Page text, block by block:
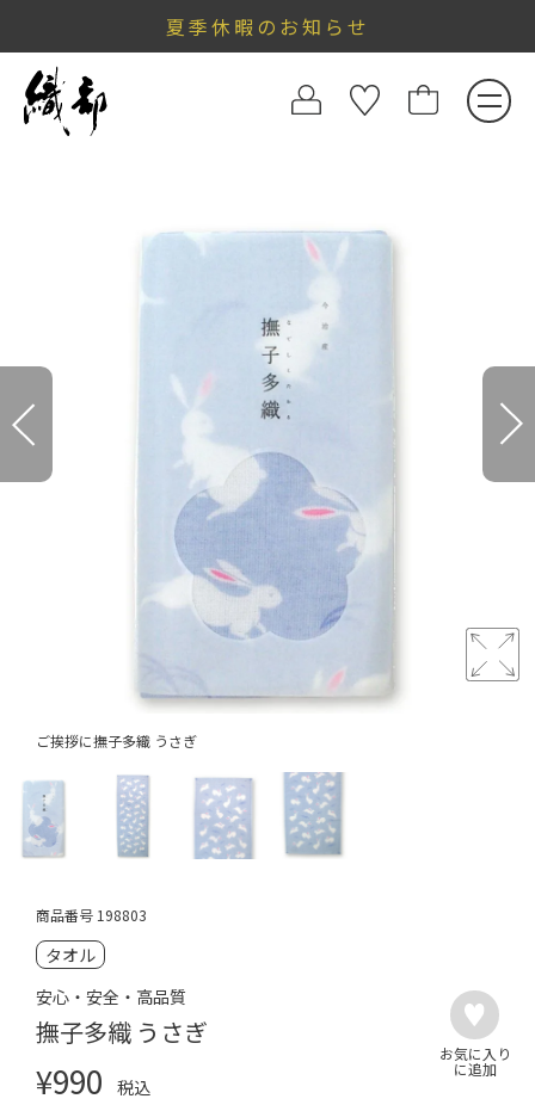
夏季休暇のお知らせ
ご挨拶に撫子多織 うさぎ
商品番号 198803
タオル
安心・安全・高品質
撫子多織 うさぎ
¥990
税込